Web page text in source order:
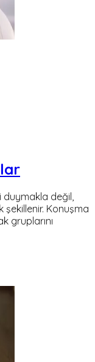
duymakla değil,
Konuşma
gruplarını